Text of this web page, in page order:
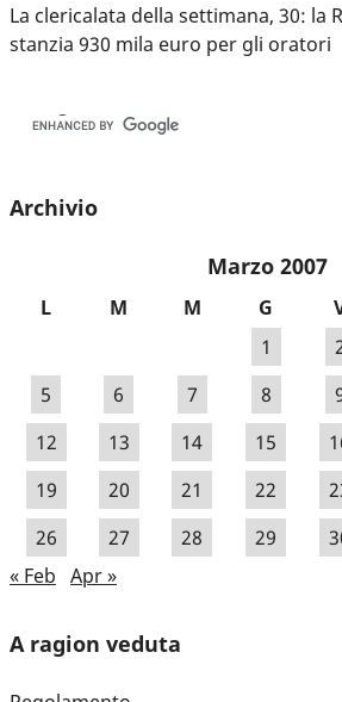
La clericalata della settimana, 30: la
stanzia 930 mila euro per gli oratori
Archivio
Marzo 2007
L M M G
1
5
6 7 8
12
13 14 15
19
20 21 22
26
27 28 29
« Feb Apr »
A ragion veduta